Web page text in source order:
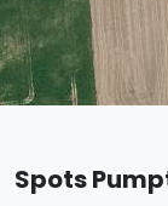
Spots